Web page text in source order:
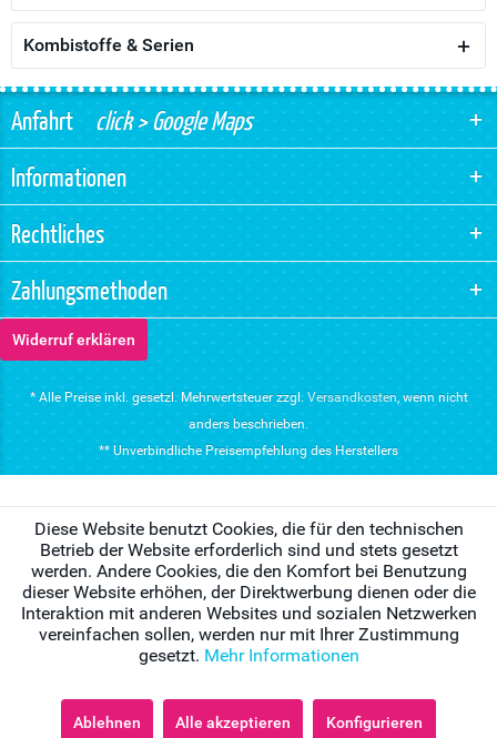
Kombistoffe & Serien
Anfahrtclick > Google Maps
Informationen
Rechtliches
Zahlungsmethoden
Widerruf erklären
* Alle Preise inkl. gesetzl. Mehrwertsteuer zzgl. Versandkosten, wenn nicht
anders beschrieben.
** Unverbindliche Preisempfehlung des Herstellers
Diese Website benutzt Cookies, die für den technischen
Betrieb der Website erforderlich sind und stets gesetzt
werden. Andere Cookies, die den Komfort bei Benutzung
dieser Website erhöhen, der Direktwerbung dienen oder die
Interaktion mit anderen Websites und sozialen Netzwerken
vereinfachen sollen, werden nur mit Ihrer Zustimmung
gesetzt. Mehr Informationen
Ablehnen Alle akzeptieren Konfigurieren